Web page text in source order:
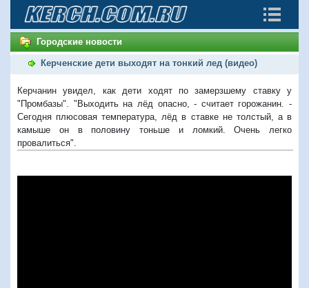
Городские новости
Керченские дети выходят на тонкий лед (видео)
Керчанин увидел, как дети ходят по замерзшему ставку у
"Промбазы". "Выходить на лёд опасно, - считает горожанин. -
Сегодня плюсовая температура, лёд в ставке не толстый, а в
камыше он в половину тоньше и ломкий. Очень легко
провалиться".